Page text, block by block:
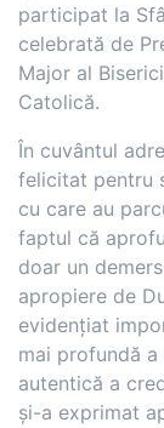
participat la
celebrată de
Major al
Catolică.
În cuvântul
felicitat pentru
cu care au
faptul că
doar un
apropiere de
evidențiat
mai profundă a
autentică a
și-a exprimat